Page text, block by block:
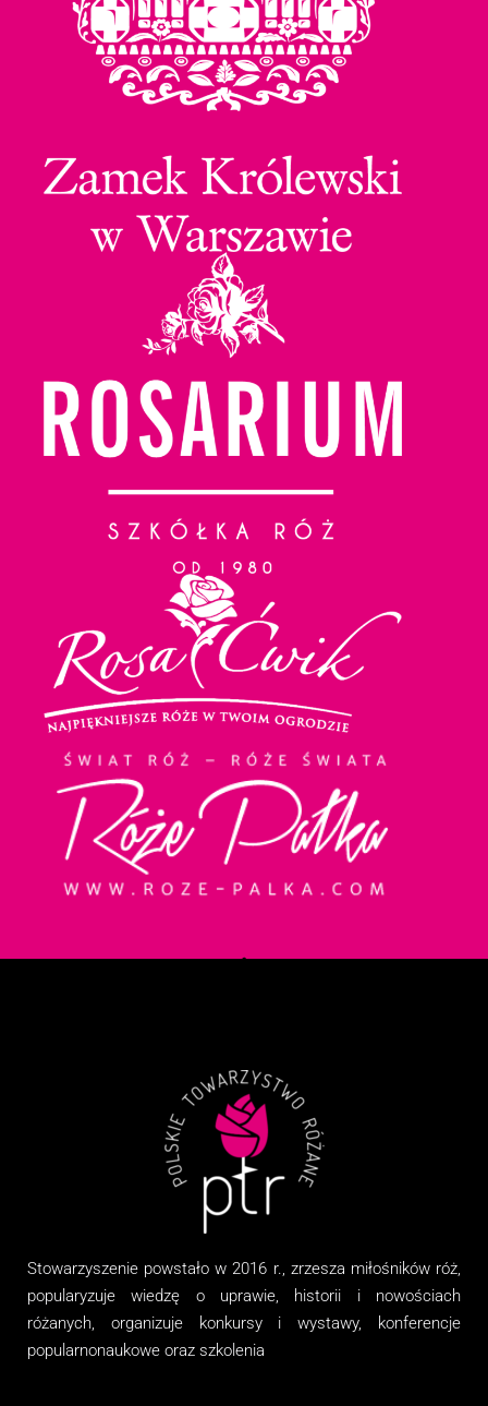
Stowarzyszenie powstało w 2016 r., zrzesza miłośników róż,
popularyzuje wiedzę o uprawie, historii i nowościach
różanych, organizujekonkursy i wystawy, konferencje
popularnonaukowe oraz szkolenia